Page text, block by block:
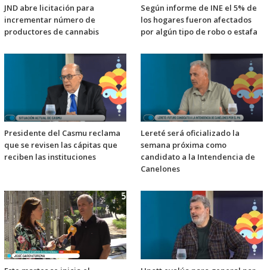
JND abre licitación para
incrementar número de
productores de cannabis
Según informe de INE el 5% de
los hogares fueron afectados
por algún tipo de robo o estafa
Presidente del Casmu reclama
que se revisen las cápitas que
reciben las instituciones
Lereté será oficializado la
semana próxima como
candidato a la Intendencia de
Canelones